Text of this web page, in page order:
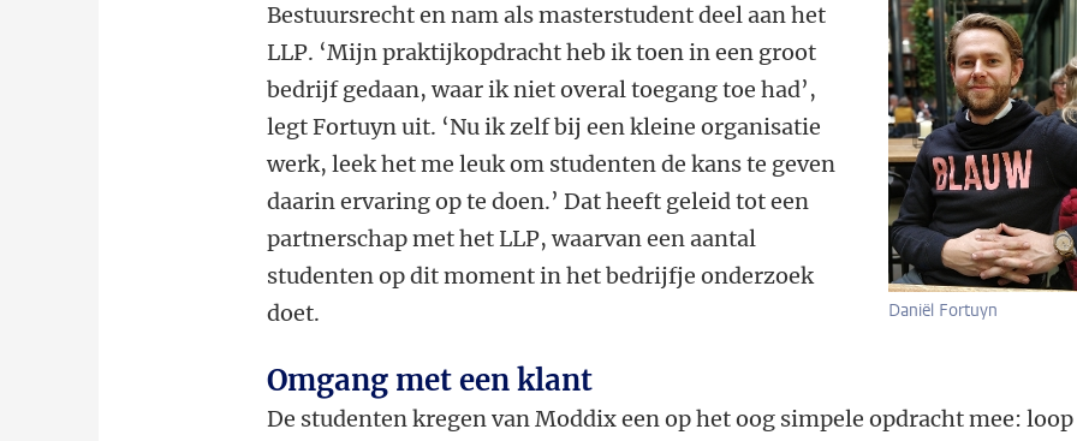
Daniël Fortuyn
Bestuursrecht en nam als masterstudent deel aan het
LLP. ‘Mijn praktijkopdracht heb ik toen in een groot
bedrijf gedaan, waar ik niet overal toegang toe had’,
legt Fortuyn uit. ‘Nu ik zelf bij een kleine organisatie
werk, leek het me leuk om studenten de kans te geven
daarin ervaring op te doen.’ Dat heeft geleid tot een
partnerschap met het LLP, waarvan een aantal
studenten op dit moment in het bedrijfje onderzoek
doet.
Omgang met een klant
De studenten kregen van Moddix een op het oog simpele opdracht mee: loop